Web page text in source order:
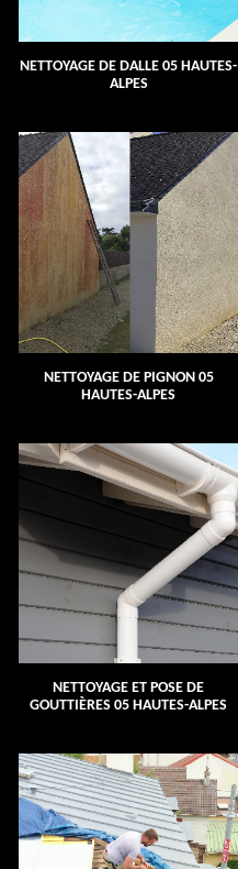
NETTOYAGE DE DALLE 05 HAUTES-
ALPES
NETTOYAGE DE PIGNON 05
HAUTES-ALPES
NETTOYAGE ET POSE DE
GOUTTIÈRES 05 HAUTES-ALPES